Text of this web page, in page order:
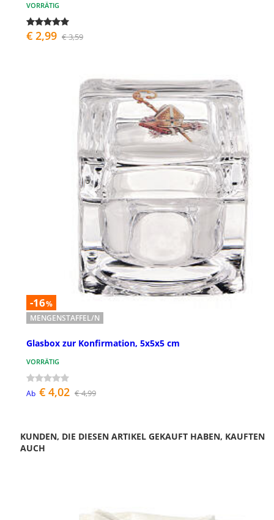
VORRÄTIG
€ 2,99 € 3,59
-16%
MENGENSTAFFEL/N
Glasbox zur Konfirmation, 5x5x5 cm
VORRÄTIG
Ab € 4,02 € 4,99
KUNDEN, DIE DIESEN ARTIKEL GEKAUFT HABEN, KAUFTEN
AUCH